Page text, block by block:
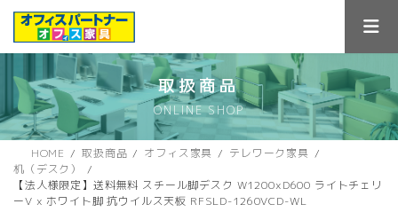
ス
キ
ン
に
取扱商品
ONLINE SHOP
HOME 取扱商品 オフィス家具
テレワーク家具
机（デスク）
【法人様限定】送料無料 スチール脚デスク W1200xD600 ライトチェリ
ーV x ホワイト脚 抗ウイルス天板 RFSLD-1260VCD-WL